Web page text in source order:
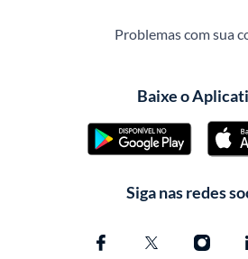
Problemas com sua
Baixe o
Siga nas redes